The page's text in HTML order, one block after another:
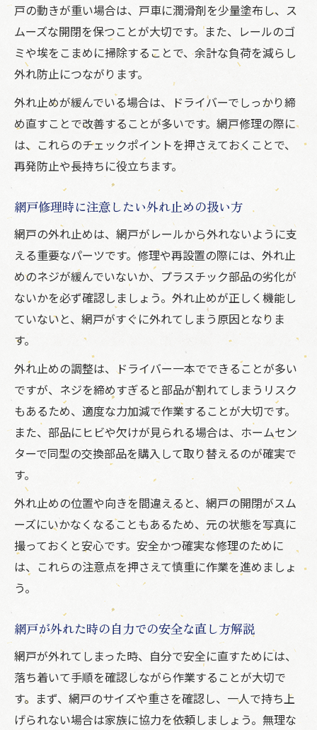
戸の動きが重い場合は、戸車に潤滑剤を少量塗布し、ス
ムーズな開閉を保つことが大切です。また、レールのゴ
ミや埃をこまめに掃除することで、余計な負荷を減らし
外れ防止につながります。
外れ止めが緩んでいる場合は、ドライバーでしっかり締
め直すことで改善することが多いです。網戸修理の際に
は、これらのチェックポイントを押さえておくことで、
再発防止や長持ちに役立ちます。
網戸修理時に注意したい外れ止めの扱い方
網戸の外れ止めは、網戸がレールから外れないように支
える重要なパーツです。修理や再設置の際には、外れ止
めのネジが緩んでいないか、プラスチック部品の劣化が
ないかを必ず確認しましょう。外れ止めが正しく機能し
ていないと、網戸がすぐに外れてしまう原因となりま
す。
外れ止めの調整は、ドライバー一本でできることが多い
ですが、ネジを締めすぎると部品が割れてしまうリスク
もあるため、適度な力加減で作業することが大切です。
また、部品にヒビや欠けが見られる場合は、ホームセン
ターで同型の交換部品を購入して取り替えるのが確実で
す。
外れ止めの位置や向きを間違えると、網戸の開閉がスム
ーズにいかなくなることもあるため、元の状態を写真に
撮っておくと安心です。安全かつ確実な修理のために
は、これらの注意点を押さえて慎重に作業を進めましょ
う。
網戸が外れた時の自力での安全な直し方解説
網戸が外れてしまった時、自分で安全に直すためには、
落ち着いて手順を確認しながら作業することが大切で
す。まず、網戸のサイズや重さを確認し、一人で持ち上
げられない場合は家族に協力を依頼しましょう。無理な